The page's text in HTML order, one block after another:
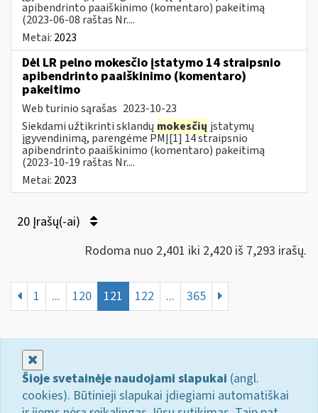
apibendrinto paaiškinimo (komentaro) pakeitimą
(2023-06-08 raštas Nr....
Metai: 2023
Dėl LR pelno mokesčio įstatymo 14 straipsnio
apibendrinto paaiškinimo (komentaro)
pakeitimo
Web turinio sąrašas 2023-10-23
Siekdami užtikrinti sklandų mokesčių įstatymų
įgyvendinimą, parengėme PMĮ[1] 14 straipsnio
apibendrinto paaiškinimo (komentaro) pakeitimą
(2023-10-19 raštas Nr....
Metai: 2023
20 Įrašų(-ai)
Rodoma nuo 2,401 iki 2,420 iš 7,293 irašų.
1 ... 120 121 122 ... 365
Šioje svetainėje naudojami slapukai (angl.
cookies). Būtinieji slapukai įdiegiami automatiškai